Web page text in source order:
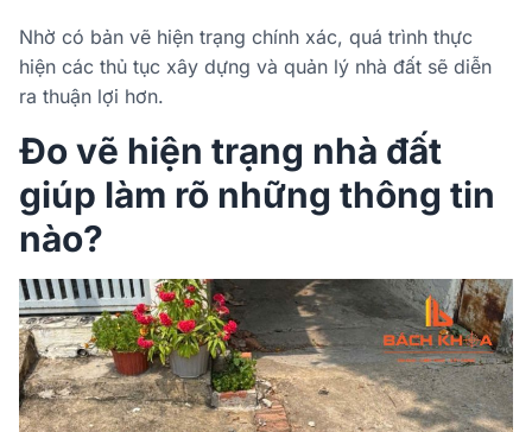
Nhờ có bản vẽ hiện trạng chính xác, quá trình thực
hiện các thủ tục xây dựng và quản lý nhà đất sẽ diễn
ra thuận lợi hơn.
Đo vẽ hiện trạng nhà đất
giúp làm rõ những thông tin
nào?